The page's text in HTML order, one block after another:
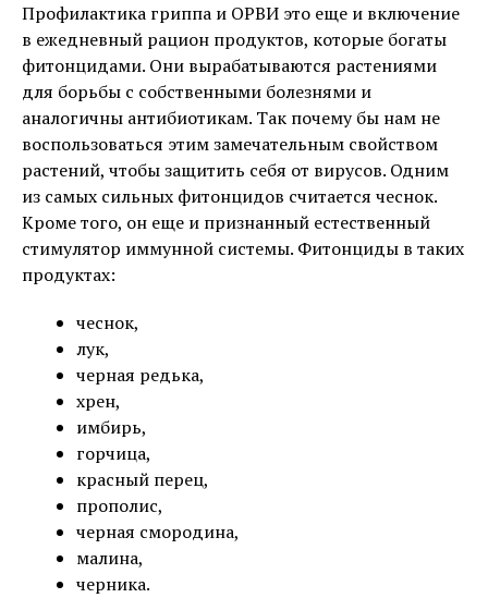
Профилактика гриппа и ОРВИ это еще и включение
в ежедневный рацион продуктов, которые богаты
фитонцидами. Они вырабатываются растениями
для борьбы с собственными болезнями и
аналогичны антибиотикам. Так почему бы нам не
воспользоваться этим замечательным свойством
растений, чтобы защитить себя от вирусов. Одним
из самых сильных фитонцидов считается чеснок.
Кроме того, он еще и признанный естественный
стимулятор иммунной системы. Фитонциды в таких
продуктах:
чеснок,
лук,
черная редька,
хрен,
имбирь,
горчица,
красный перец,
прополис,
черная смородина,
малина,
черника.